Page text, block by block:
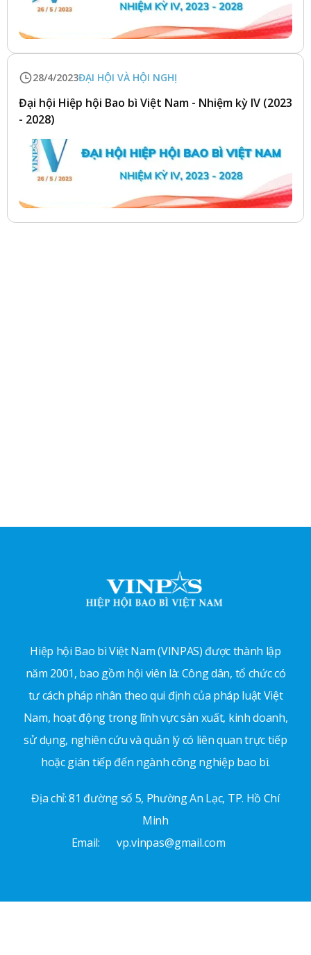
28/4/2023ĐẠI HỘI VÀ HỘI NGHỊ
Đại hội Hiệp hội Bao bì Việt Nam - Nhiệm kỳ IV (2023
- 2028)
Hiệp hội Bao bì Việt Nam (VINPAS) được thành lập
năm 2001, bao gồm hội viên là: Công dân, tổ chức có
tư cách pháp nhân theo qui định của pháp luật Việt
Nam, hoạt động trong lĩnh vực sản xuất, kinh doanh,
sử dụng, nghiên cứu và quản lý có liên quan trực tiếp
hoặc gián tiếp đến ngành công nghiệp bao bì.
Địa chỉ: 81 đường số 5, Phường An Lạc, TP. Hồ Chí
Minh
Email:
vp.vinpas@gmail.com